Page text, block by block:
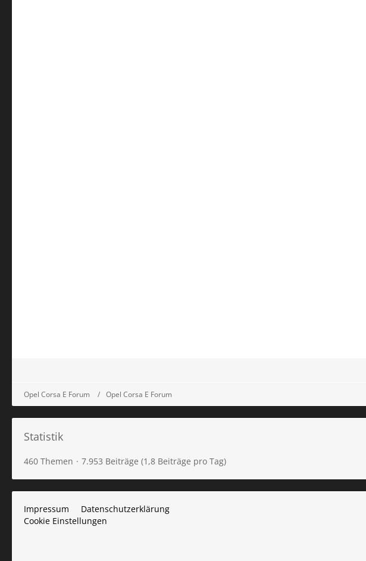
Opel Corsa E Forum Opel Corsa E Forum
Statistik
460 Themen 7.953 Beiträge (1,8 Beiträge pro Tag)
Impressum
Datenschutzerklärung
Cookie Einstellungen